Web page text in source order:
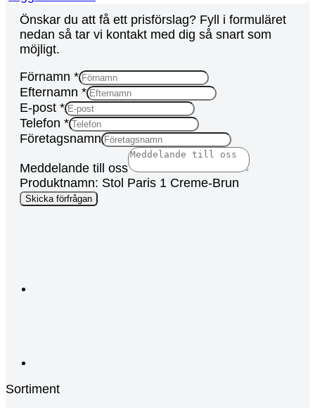
Önskar du att få ett prisförslag? Fyll i formuläret
nedan så tar vi kontakt med dig så snart som
möjligt.
Ad
Campaign
URL
Förnamn *
Efternamn *
E-post *
Telefon *
Företagsnamn
Meddelande till oss
Produktnamn: Stol Paris 1 Creme-Brun
Skicka förfrågan
Sortiment